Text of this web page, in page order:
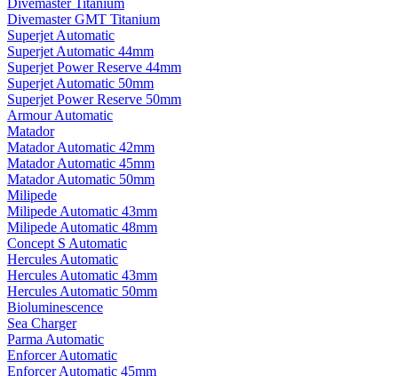
Divemaster Titanium
Divemaster GMT Titanium
Superjet Automatic
Superjet Automatic 44mm
Superjet Power Reserve 44mm
Superjet Automatic 50mm
Superjet Power Reserve 50mm
Armour Automatic
Matador
Matador Automatic 42mm
Matador Automatic 45mm
Matador Automatic 50mm
Milipede
Milipede Automatic 43mm
Milipede Automatic 48mm
Concept S Automatic
Hercules Automatic
Hercules Automatic 43mm
Hercules Automatic 50mm
Bioluminescence
Sea Charger
Parma Automatic
Enforcer Automatic
Enforcer Automatic 45mm